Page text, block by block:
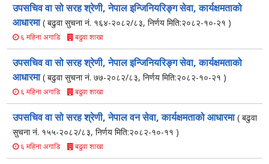
उपसचिव वा सो सरह श्रेणी, नेपाल इन्जिनियरिङ्ग सेवा, कार्यक्षमताको
आधारमा( बढुवा सुचना नं. १६४-२०८२/८३, निर्णय मिति:२०८२-१०-२१ )
६ महिना अगाडि बढुवा शाखा
उपसचिव वा सो सरह श्रेणी, नेपाल इन्जिनियरिङ्ग सेवा, कार्यक्षमताको
आधारमा( बढुवा सुचना नं. ७७-२०८२/८३, निर्णय मिति:२०८२-१०-२१ )
६ महिना अगाडि बढुवा शाखा
उपसचिव वा सो सरह श्रेणी, नेपाल वन सेवा, कार्यक्षमताको आधारमा( बढुवा
सुचना नं. १५५-२०८२/८३, निर्णय मिति:२०८२-१०-११ )
६ महिना अगाडि बढुवा शाखा